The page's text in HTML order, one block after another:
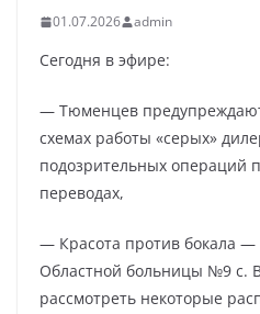
01.07.2026 admin
Сегодня в эфире:
— Тюменцев
схемах работы «серых»
подозрительных операций
переводах,
— Красота против бокала —
Областной больницы №9 с.
рассмотреть некоторые